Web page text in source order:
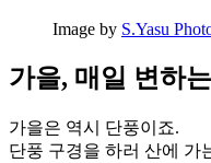
Image by S.Yasu
가을, 매일 변하
가을은 역시 단풍이죠.
단풍 구경을 하러 산에 가